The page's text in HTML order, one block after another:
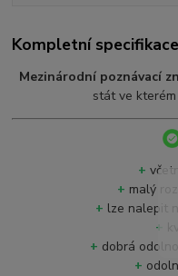
Kompletní specifikace
Mezinárodní poznávací
stát ve
+
+ malý
+ lze nalepit
+
+ dobrá
+